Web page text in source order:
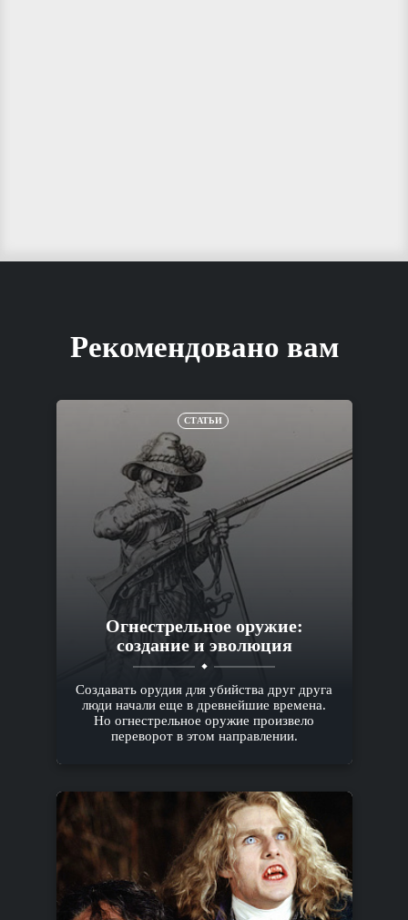
Рекомендовано вам
СТАТЬИ
Огнестрельное оружие:
создание и эволюция
Создавать орудия для убийства друг друга
люди начали еще в древнейшие времена.
Но огнестрельное оружие произвело
переворот в этом направлении.